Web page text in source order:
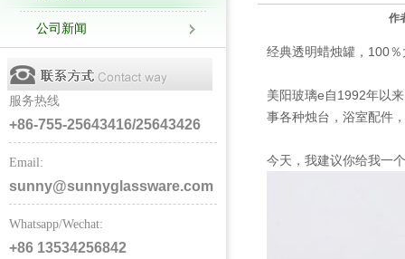
公司新闻
服务热线
+86-755-25643416/25643426
Email:
sunny@sunnyglassware.com
Whatsapp/Wechat:
+86 13534256842
作
经典透明蜡烛罐，100
美阳玻璃e自1992年以
事各种烛台，浴室配件
今天，我建议你给我一